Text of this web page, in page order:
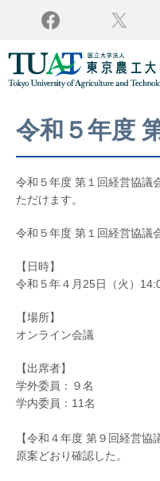
Facebook
令和５年度
令和５年度 第１回経営協議
ただけます。
令和５年度 第１回経営協議
【日時】
令和５年４月25日（火）
【場所】
オンライン会議
【出席者】
学外委員：９名
学内委員：11名
【令和４年度 第９回経営協
原案どおり確認した。